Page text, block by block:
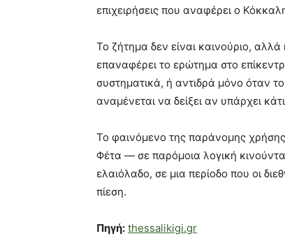
επιχειρήσεις που αναφέρει ο
Το ζήτημα δεν είναι καινούριο,
επαναφέρει το ερώτημα στο
συστηματικά, ή αντιδρά μόνο όταν
αναμένεται να δείξει αν υπάρχει
Το φαινόμενο της παράνομης
Φέτα — σε παρόμοια λογική
ελαιόλαδο, σε μια περίοδο που οι
πίεση.
Πηγή: thessalikigi.gr